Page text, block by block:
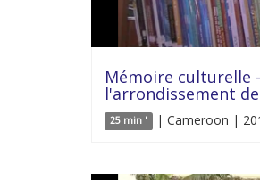
Mémoire culturelle
l'arrondissement
25 min ' | Cameroon |